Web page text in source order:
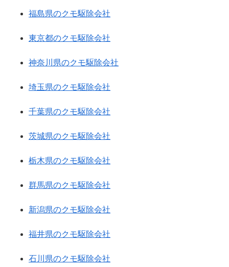
福島県のクモ駆除会社
東京都のクモ駆除会社
神奈川県のクモ駆除会社
埼玉県のクモ駆除会社
千葉県のクモ駆除会社
茨城県のクモ駆除会社
栃木県のクモ駆除会社
群馬県のクモ駆除会社
新潟県のクモ駆除会社
福井県のクモ駆除会社
石川県のクモ駆除会社